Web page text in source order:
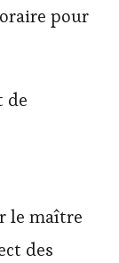
pour
de
le maître
des